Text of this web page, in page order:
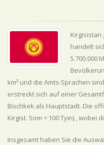
Kirgisistan
handelt
5.700.000
km² und die Amts-Sprachen
erstreckt sich auf einer
Bischkek als Hauptstadt. Die
Kirgist. Som = 100 Tyin) , wobei
Insgesamt haben Sie die